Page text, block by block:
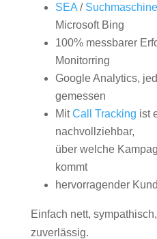
SEA/
Microsoft Bing
100% messbarer
Monitorring
Google Analytics,
gemessen
MitCall Tracking ist
nachvollziehbar,
über welche
kommt
hervorragender
Einfach nett,
zuverlässig.